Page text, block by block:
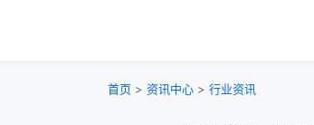
首页 > 资讯中心 > 行业资讯